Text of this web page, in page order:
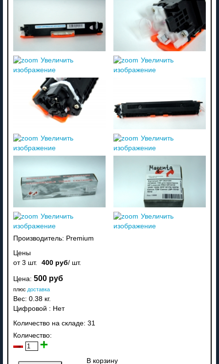
Увеличить
изображение
Увеличить
изображение
Увеличить
изображение
Увеличить
изображение
Увеличить
изображение
Увеличить
изображение
Производитель: Premium
Цены
от 3 шт.
400 руб/ шт.
Цена: 500 руб
плюс доставка
Вес: 0.38 кг.
Цифровой : Нет
Количество на складе: 31
Количество:
В корзину